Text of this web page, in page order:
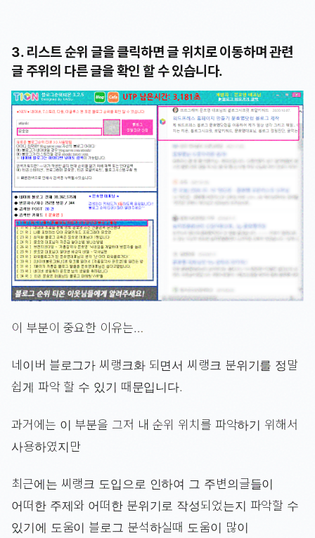
3. 리스트 순위 글을 클릭하면 글 위치로 이동하며 관련
글 주위의 다른 글을 확인 할 수 있습니다.
이 부분이 중요한 이유는…
네이버 블로그가 씨랭크화 되면서 씨랭크 분위기를 정말
쉽게 파악 할 수 있기 때문입니다.
과거에는 이 부분을 그저 내 순위 위치를 파악하기 위해서
사용하였지만
최근에는 씨랭크 도입으로 인하여 그 주변의글들이
어떠한 주제와 어떠한 분위기로 작성되었는지 파악할 수
있기에 도움이 블로그 분석하실때 도움이 많이